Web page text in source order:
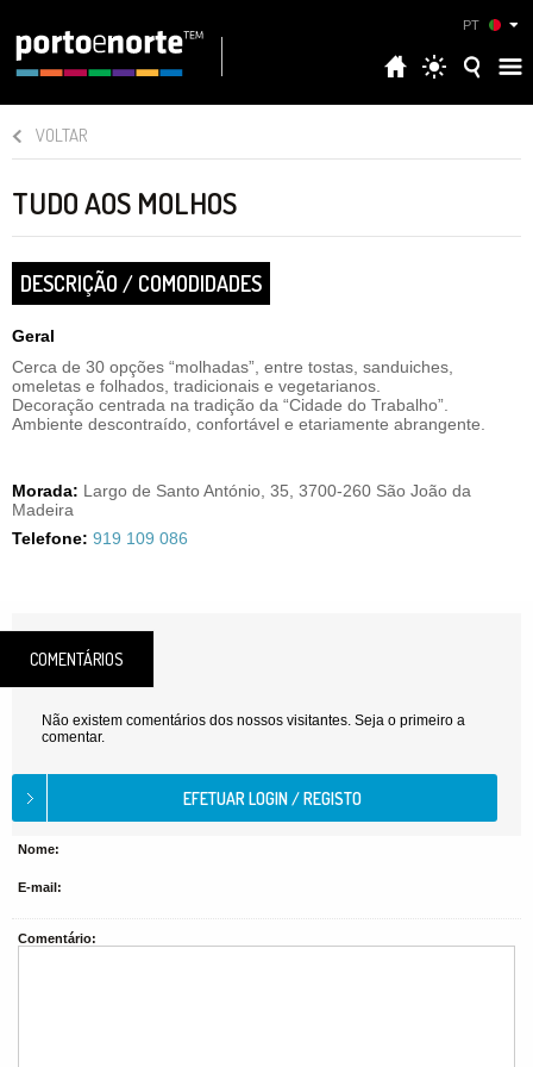
PT
VOLTAR
TUDO AOS MOLHOS
DESCRIÇÃO / COMODIDADES
Geral
Cerca de 30 opções “molhadas”, entre tostas, sanduiches,
omeletas e folhados, tradicionais e vegetarianos.
Decoração centrada na tradição da “Cidade do Trabalho”.
Ambiente descontraído, confortável e etariamente abrangente.
Morada: Largo de Santo António, 35, 3700-260 São João da
Madeira
Telefone: 919 109 086
COMENTÁRIOS
Não existem comentários dos nossos visitantes. Seja o primeiro a
comentar.
Nome:
E-mail:
Comentário: